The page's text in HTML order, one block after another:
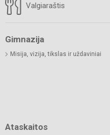
Valgiaraštis
Gimnazija
Misija, vizija, tikslas ir uždaviniai
Ataskaitos